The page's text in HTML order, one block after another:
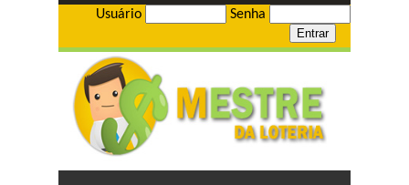
Usuário Senha